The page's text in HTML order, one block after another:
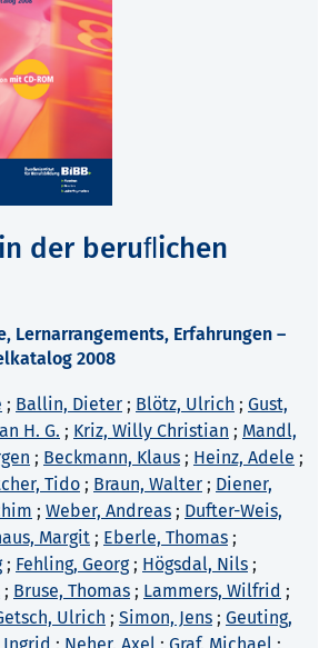
der beruﬂichen
Lernarrangements, Erfahrungen –
2008
; Ballin, Dieter ; Blötz, Ulrich ; Gust,
H. G. ; Kriz, Willy Christian ; Mandl,
; Beckmann, Klaus ; Heinz, Adele ;
Tido ; Braun, Walter ; Diener,
; Weber, Andreas ; Dufter-Weis,
Margit ; Eberle, Thomas ;
; Fehling, Georg; Högsdal, Nils ;
; Bruse, Thomas ; Lammers, Wilfrid ;
Ulrich ; Simon, Jens ; Geuting,